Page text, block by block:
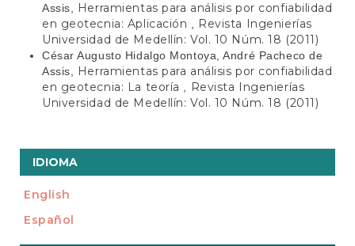
Assis, Herramientas para análisis por confiabilidad
en geotecnia: Aplicación , Revista Ingenierías
Universidad de Medellín: Vol. 10 Núm. 18 (2011)
César Augusto Hidalgo Montoya, André Pacheco de
Assis, Herramientas para análisis por confiabilidad
en geotecnia: La teoría ,
Revista Ingenierías
Universidad de Medellín: Vol. 10 Núm. 18 (2011)
IDIOMA
English
Español